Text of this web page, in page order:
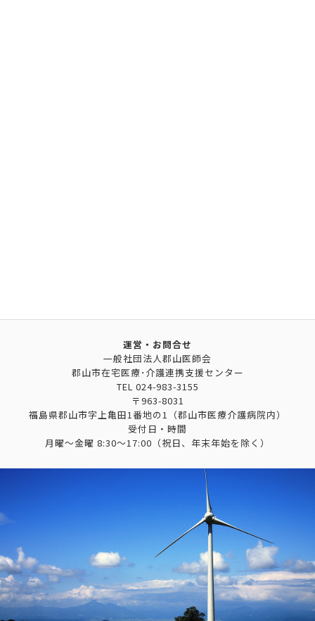
運営・お問合せ
一般社団法人郡山医師会
郡山市在宅医療･介護連携支援センター
TEL 024-983-3155
〒963-8031
福島県郡山市字上亀田1番地の1（郡山市医療介護病院内）
受付日・時間
月曜～金曜 8:30～17:00（祝日、年末年始を除く）